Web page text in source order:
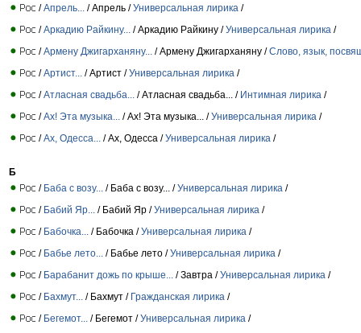
/Апрель... / Апрель /Универсальная лирика /
/Аркадию Райкину... / Аркадию Райкину /Универсальная лирика /
/Армену Джигарханяну... / Армену Джигарханяну /Слово, язык,
/Артист... / Артист /Универсальная лирика /
/Атласная свадьба... / Атласная свадьба... / Интимная лирика /
/Ах! Эта музыка... / Ах! Эта музыка... /Универсальная лирика /
/Ах, Одесса... / Ах, Одесса /Универсальная лирика /
Б
/ Баба с возу... / Баба с возу... /Универсальная лирика /
/ Бабий Яр... / Бабий Яр /Универсальная лирика /
/ Бабочка... / Бабочка /Универсальная лирика /
/ Бабье лето... / Бабье лето /Универсальная лирика /
/ Барабанит дожь по крыше... / Завтра /Универсальная лирика /
/ Бахмут... / Бахмут / Гражданская лирика /
/ Бегемот... / Бегемот /Универсальная лирика /